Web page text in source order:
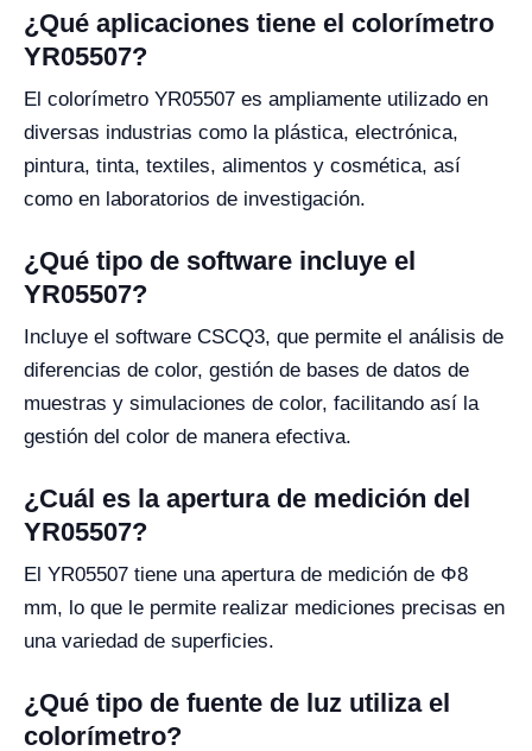
¿Qué aplicaciones tiene el colorímetro
YR05507?
El colorímetro YR05507 es ampliamente utilizado en
diversas industrias como la plástica, electrónica,
pintura, tinta, textiles, alimentos y cosmética, así
como en laboratorios de investigación.
¿Qué tipo de software incluye el
YR05507?
Incluye el software CSCQ3, que permite el análisis de
diferencias de color, gestión de bases de datos de
muestras y simulaciones de color, facilitando así la
gestión del color de manera efectiva.
¿Cuál es la apertura de medición del
YR05507?
El YR05507 tiene una apertura de medición de Φ8
mm, lo que le permite realizar mediciones precisas en
una variedad de superficies.
¿Qué tipo de fuente de luz utiliza el
colorímetro?